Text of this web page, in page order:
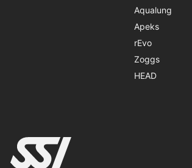
Aqualung
Apeks
rEvo
Zoggs
HEAD